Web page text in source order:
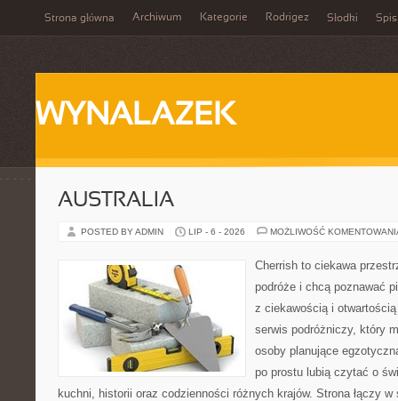
Strona główna Archiwum Kategorie Rodrigez Słodki Spis
WYNALAZEK
AUSTRALIA
POSTED BY ADMIN LIP - 6 - 2026 MOŻLIWOŚĆ
Cherrish to ciekawa
podróże i chcą poznawać
z ciekawością i
serwis podróżniczy, który
osoby planujące
po prostu lubią czytać o
kuchni, historii oraz codzienności różnych krajów. Strona łączy